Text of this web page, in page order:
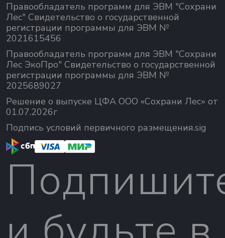
Правообладатель программ для ЭВМ "Сохрани
Лес" Свидетельство о государственной
регистрации программы для ЭВМ №
2021615456
Правообладатель программ для ЭВМ "Сохрани
Лес ЭкоПро" Свидетельство о государственной
регистрации программы для ЭВМ №
2025689027
Решение о выпуске ЦФА ООО «Сохрани Лес» от
01.07.2026г
Подпись условий первичного размещения.sig